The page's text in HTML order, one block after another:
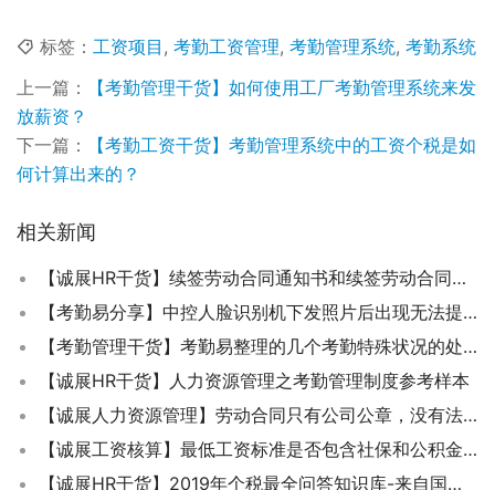
标签： 工资项目 , 考勤工资管理, 考勤管理系统, 考勤系统
上一篇：
【考勤管理干货】如何使用工厂考勤管理系统来发
放薪资？
下一篇：
【考勤工资干货】考勤管理系统中的工资个税是如
何计算出来的？
相关新闻
【诚展HR干货】续签劳动合同通知书和续签劳动合同有什么区别？
【考勤易分享】中控人脸识别机下发照片后出现无法提取比对时怎么办？
【考勤管理干货】考勤易整理的几个考勤特殊状况的处理案例和解答
【诚展HR干货】人力资源管理之考勤管理制度参考样本
【诚展人力资源管理】劳动合同只有公司公章，没有法人签字合同有效吗？
【诚展工资核算】最低工资标准是否包含社保和公积金了？
【诚展HR干货】2019年个税最全问答知识库-来自国家税务总局